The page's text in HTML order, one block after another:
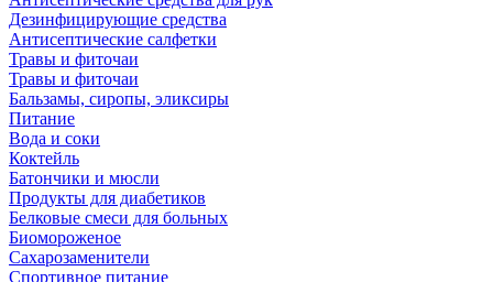
Дезинфицирующие средства
Антисептические салфетки
Травы и фиточаи
Травы и фиточаи
Бальзамы, сиропы, эликсиры
Питание
Вода и соки
Коктейль
Батончики и мюсли
Продукты для диабетиков
Белковые смеси для больных
Биомороженое
Сахарозаменители
Спортивное питание